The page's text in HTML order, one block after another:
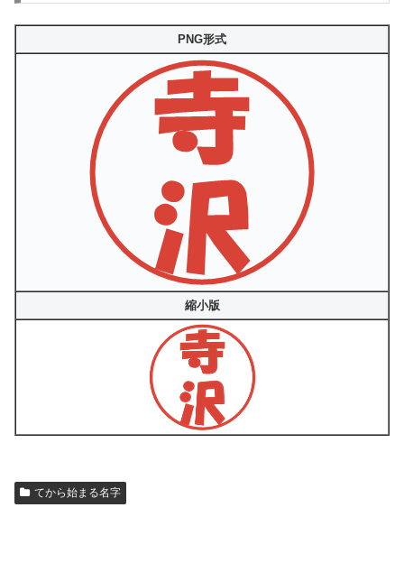
PNG形式
縮小版
てから始まる名字